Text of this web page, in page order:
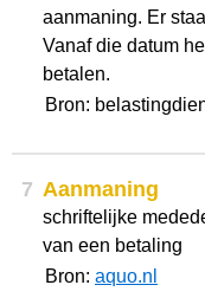
aanmaning. Er
Vanaf die datum
betalen.
Bron:
7 Aanmaning
schriftelijke
van een betaling
Bron: aquo.nl